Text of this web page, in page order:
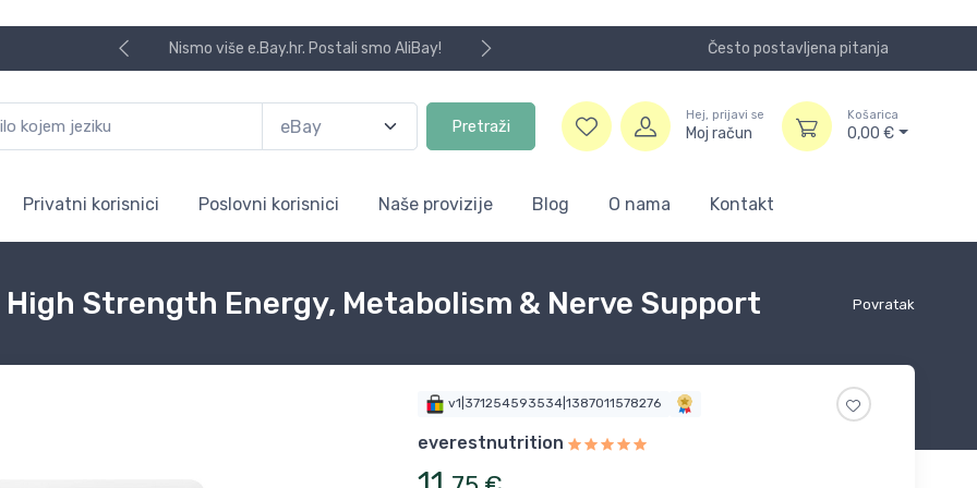
Nismo više e.Bay.hr. Postali smo AliBay! Često postavljena pitanja
Pretraži
Hej, prijavi se
Moj račun
Košarica
0,00 €
Privatni korisnici Poslovni korisnici Naše provizije Blog O nama Kontakt
Povratak
Strength Energy, Metabolism & Nerve Support
v1|371254593534|1387011578276
everestnutrition